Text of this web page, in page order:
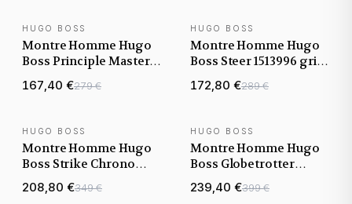
NOUVEAUTÉ
HUGO BOSS
Montre Homme Hugo
Boss Principle Master
1514274 noire bracelet
maillons acier
167,40 €279 €
NOUVEAUTÉ
HUGO BOSS
Montre Homme Hugo
Boss Steer 1513996 gris
argenté bracelet
maillons acier
172,80 €289 €
NOUVEAUTÉ
HUGO BOSS
Montre Homme Hugo
Boss Strike Chrono
1514290 cadran noir
bracelet acier
208,80 €349 €
NOUVEAUTÉ
HUGO BOSS
Montre Homme Hugo
Boss Globetrotter
1513932 bracelet acier
doré
239,40 €399 €